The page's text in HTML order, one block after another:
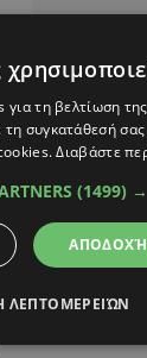
τη βελτίωση
συγκατάθεσή
Διαβάστε
(1499) →
ΛΕΠΤΟΜΕΡΕΙΏΝ